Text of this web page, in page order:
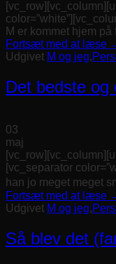
M er kommet hjem
Fortsæt med at læse
Udgivet M og jeg,
Det bedste
03
maj
[vc_separator
han jo meget meget
Fortsæt med at læse
Udgivet M og jeg,
Så blev det